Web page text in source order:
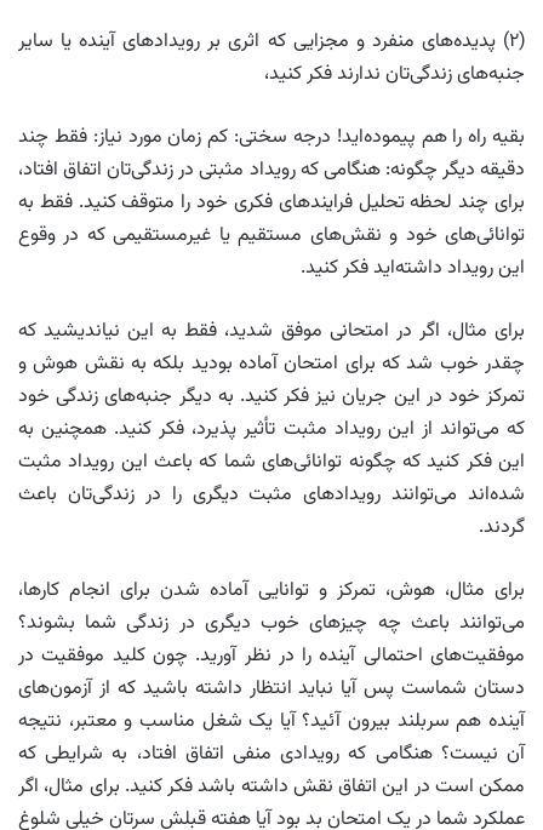
(۲) پدیده‌های منفرد و مجزایی که اثری بر رویدادهای آینده یا سایر
جنبه‌های زندگی‌تان ندارند فکر کنید،
بقیه راه را هم پیموده‌اید! درجه سختی: کم زمان مورد نیاز: فقط چند
دقیقه دیگر چگونه: هنگامی که رویداد مثبتی در زندگی‌تان اتفاق افتاد،
برای چند لحظه تحلیل فرایندهای فکری خود را متوقف کنید. فقط به
توانائی‌های خود و نقش‌های مستقیم یا غیرمستقیمی که در وقوع
این رویداد داشته‌اید فکر کنید.
برای مثال، اگر در امتحانی موفق شدید، فقط به این نیاندیشید که
چقدر خوب شد که برای امتحان آماده بودید بلکه به نقش هوش و
تمرکز خود در این جریان نیز فکر کنید. به دیگر جنبه‌های زندگی خود
که می‌تواند از این رویداد مثبت تأثیر پذیرد، فکر کنید. همچنین به
این فکر کنید که چگونه توانائی‌های شما که باعث این رویداد مثبت
شده‌اند می‌توانند رویدادهای مثبت دیگری را در زندگی‌تان باعث
گردند.
برای مثال، هوش، تمرکز و توانایی آماده شدن برای انجام کارها،
می‌توانند باعث چه چیزهای خوب دیگری در زندگی شما بشوند؟
موفقیت‌های احتمالی آینده را در نظر آورید. چون کلید موفقیت در
دستان شماست پس آیا نباید انتظار داشته باشید که از آزمون‌های
آینده هم سربلند بیرون آئید؟ آیا یک شغل مناسب و معتبر، نتیجه
آن نیست؟ هنگامی که رویدادی منفی اتفاق افتاد، به شرایطی که
ممکن است در این اتفاق نقش داشته باشد فکر کنید. برای مثال، اگر
عملکرد شما در یک امتحان بد بود آیا هفته قبلش سرتان خیلی شلوغ